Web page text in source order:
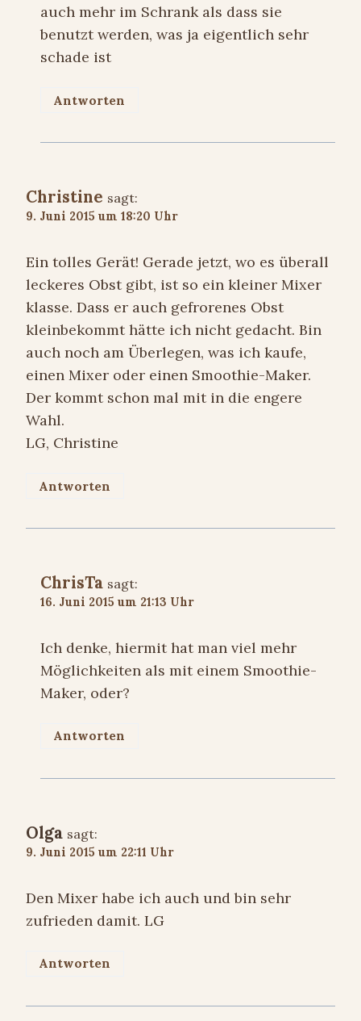
auch mehr im Schrank als dass sie
benutzt werden, was ja eigentlich sehr
schade ist
Antworten
Christine sagt:
9. Juni 2015 um 18:20 Uhr
Ein tolles Gerät! Gerade jetzt, wo es überall
leckeres Obst gibt, ist so ein kleiner Mixer
klasse. Dass er auch gefrorenes Obst
kleinbekommt hätte ich nicht gedacht. Bin
auch noch am Überlegen, was ich kaufe,
einen Mixer oder einen Smoothie-Maker.
Der kommt schon mal mit in die engere
Wahl.
LG, Christine
Antworten
ChrisTa sagt:
16. Juni 2015 um 21:13 Uhr
Ich denke, hiermit hat man viel mehr
Möglichkeiten als mit einem Smoothie-
Maker, oder?
Antworten
Olga sagt:
9. Juni 2015 um 22:11 Uhr
Den Mixer habe ich auch und bin sehr
zufrieden damit. LG
Antworten